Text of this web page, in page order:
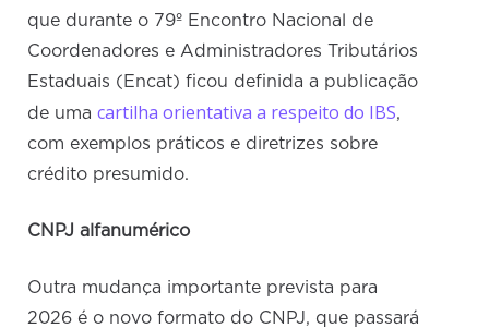
que durante o 79º Encontro Nacional de
Coordenadores e Administradores Tributários
Estaduais (Encat) ficou definida a publicação
de umacartilha orientativa a respeito do IBS,
com exemplos práticos e diretrizes sobre
crédito presumido.
CNPJ alfanumérico
Outra mudança importante prevista para
2026 é o novo formato do CNPJ, que passará